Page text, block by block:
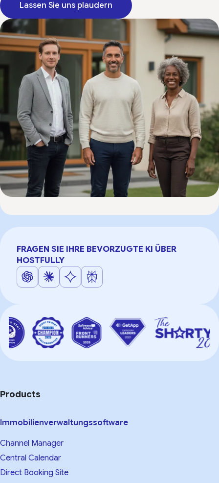
Lassen Sie uns plaudern
FRAGEN SIE IHRE BEVORZUGTE KI ÜBER
HOSTFULLY
Products
Immobilienverwaltungssoftware
Channel Manager
Central Calendar
Direct Booking Site